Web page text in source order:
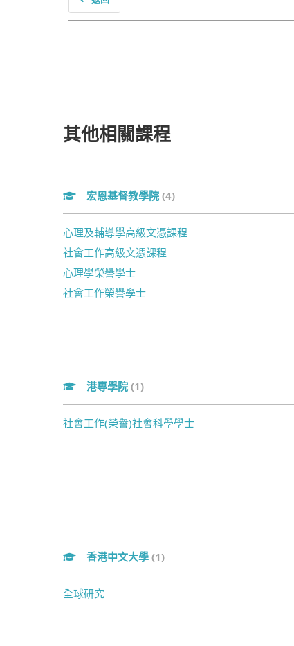
其他相關課程
宏恩基督教學院 (4)
心理及輔導學高級文憑課程
社會工作高級文憑課程
心理學榮譽學士
社會工作榮譽學士
港專學院 (1)
社會工作(榮譽)社會科學學士
香港中文大學 (1)
全球研究